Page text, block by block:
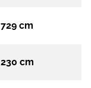
729 cm
230 cm